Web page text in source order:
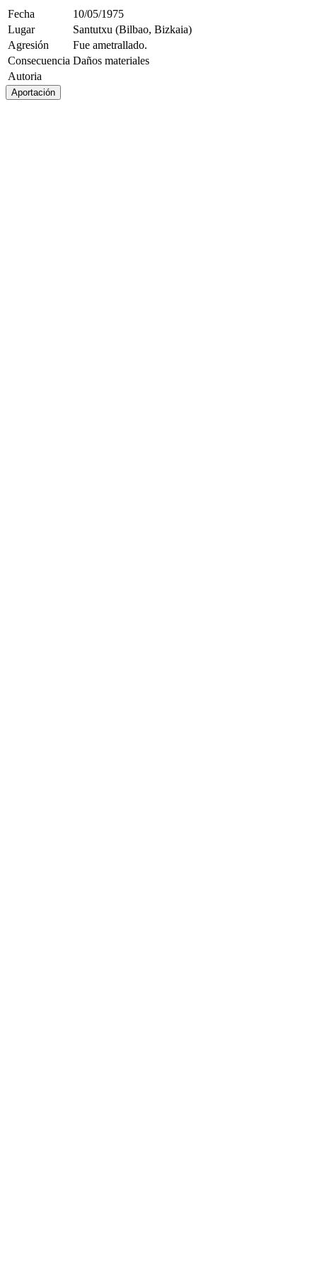
Fecha
10/05/1975
Lugar
Santutxu (Bilbao, Bizkaia)
Agresión
Fue ametrallado.
Consecuencia Daños materiales
Autoria